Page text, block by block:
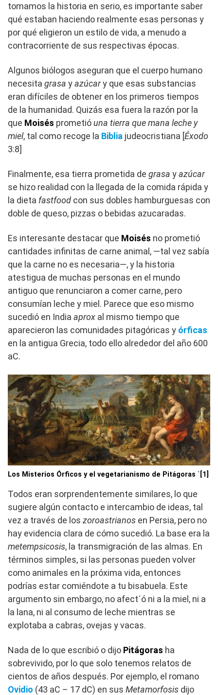
tomamos la historia en serio, es importante saber
qué estaban haciendo realmente esas personas y
por qué eligieron un estilo de vida, a menudo a
contracorriente de sus respectivas épocas.
Algunos biólogos aseguran que el cuerpo humano
necesita grasa yazúcary que esas substancias
eran difíciles de obtener en los primeros tiempos
de la humanidad. Quizás esa fuera la razón por la
que Moisés prometió una tierra que mana leche y
miel, tal como recoge la Biblia judeocristiana [Éxodo
3:8]
Finalmente, esa tierra prometida de grasa yazúcar
se hizo realidad con la llegada de la comida rápida y
la dieta fastfood con sus dobles hamburguesas con
doble de queso, pizzas o bebidas azucaradas.
Es interesante destacar que Moisés no prometió
cantidades infinitas de carne animal, —tal vez sabía
que la carne no es necesaria—, y la historia
atestigua de muchas personas en el mundo
antiguo que renunciaron a comer carne, pero
consumían leche y miel. Parece que eso mismo
sucedió en India aprox al mismo tiempo que
aparecieron las comunidades pitagóricas y órficas
en la antigua Grecia, todo ello alrededor del año 600
aC.
Los Misterios Órficos y el vegetarianismo de Pitágoras `[1]
Todos eran sorprendentemente similares, lo que
sugiere algún contacto e intercambio de ideas, tal
vez a través de los zoroastrianos en Persia, pero no
hay evidencia clara de cómo sucedió. La base era la
metempsicosis, la transmigración de las almas. En
términos simples, si las personas pueden volver
como animales en la próxima vida, entonces
podrías estar comiéndote a tu bisabuela. Este
argumento sin embargo, no afect´ó ni a la miel, ni a
la lana, ni al consumo de leche mientras se
explotaba a cabras, ovejas y vacas.
Nada de lo que escribió o dijo Pitágoras ha
sobrevivido, por lo que solo tenemos relatos de
cientos de años después. Por ejemplo, el romano
Ovidio (43 aC – 17 dC) en sus Metamorfosis dijo